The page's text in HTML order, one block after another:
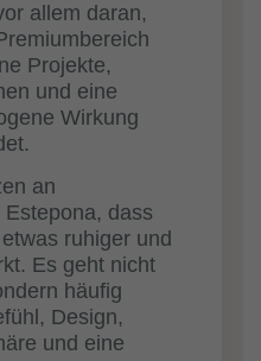
allem daran,
Projekte,
und eine
Wirkung
an
dass
ruhiger und
Es geht nicht
häufig
Design,
und eine